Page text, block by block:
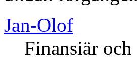
Jan-Olof
Finansiär